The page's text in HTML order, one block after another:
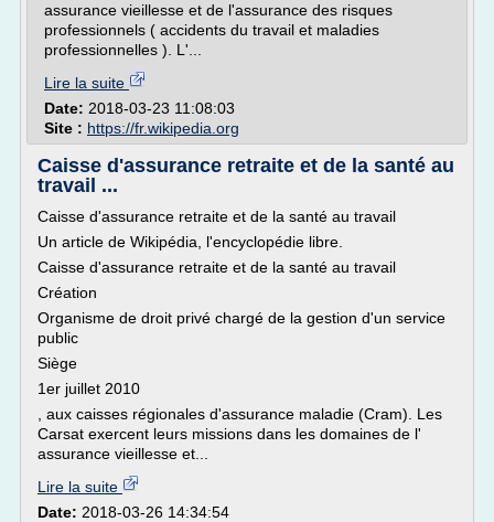
assurance vieillesse et de l'assurance des risques
professionnels ( accidents du travail et maladies
professionnelles ). L'...
Lire la suite
Date: 2018-03-23 11:08:03
Site : https://fr.wikipedia.org
Caisse d'assurance retraite et de la santé au
travail ...
Caisse d'assurance retraite et de la santé au travail
Un article de Wikipédia, l'encyclopédie libre.
Caisse d'assurance retraite et de la santé au travail
Création
Organisme de droit privé chargé de la gestion d'un service
public
Siège
1er juillet 2010
, aux caisses régionales d'assurance maladie (Cram). Les
Carsat exercent leurs missions dans les domaines de l'
assurance vieillesse et...
Lire la suite
Date: 2018-03-26 14:34:54